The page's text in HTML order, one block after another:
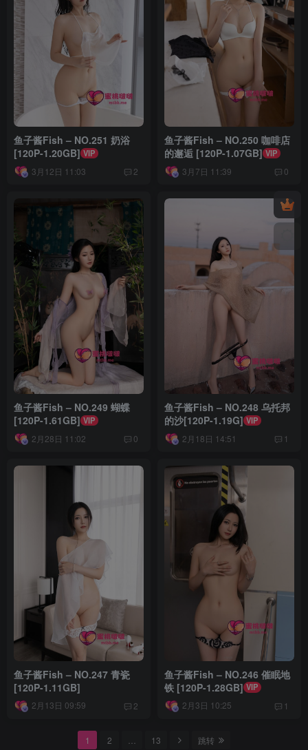
鱼子酱Fish – NO.251 奶浴
[120P-1.20GB] VIP
3月12日 11:03 2
鱼子酱Fish – NO.250 咖啡店
的邂逅 [120P-1.07GB] VIP
3月7日 11:39 0
鱼子酱Fish – NO.249 蝴蝶
[120P-1.61GB] VIP
2月28日 11:02 0
鱼子酱Fish – NO.248 乌托邦
的沙[120P-1.19G] VIP
2月18日 14:51 1
鱼子酱Fish – NO.247 青瓷
[120P-1.11GB]
2月13日 09:59 2
鱼子酱Fish – NO.246 催眠地
铁 [120P-1.28GB] VIP
2月3日 10:25 1
1 2 13 跳转